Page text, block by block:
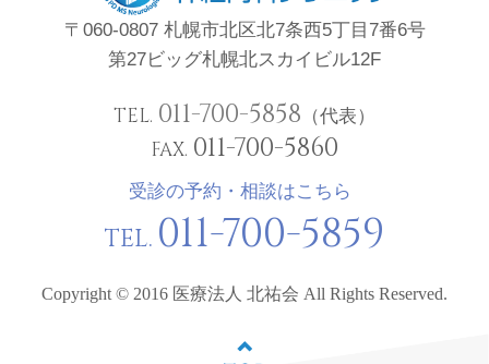
〒060-0807 札幌市北区北7条西5丁目7番6号
第27ビッグ札幌北スカイビル12F
TEL. 011-700-5858 （代表）
FAX. 011-700-5860
受診の予約・相談はこちら
TEL. 011-700-5859
Copyright © 2016 医療法人 北祐会 All Rights Reserved.